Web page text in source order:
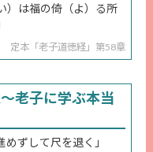
）は福の倚（よ）る所
定本「老子道徳経」第58章
老子に学ぶ本当
めずして尺を退く」